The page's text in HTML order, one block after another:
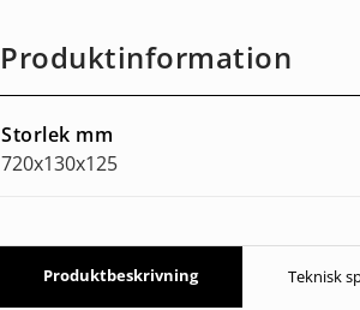
Produktinformation
Storlek mm
720x130x125
Produktbeskrivning Teknisk